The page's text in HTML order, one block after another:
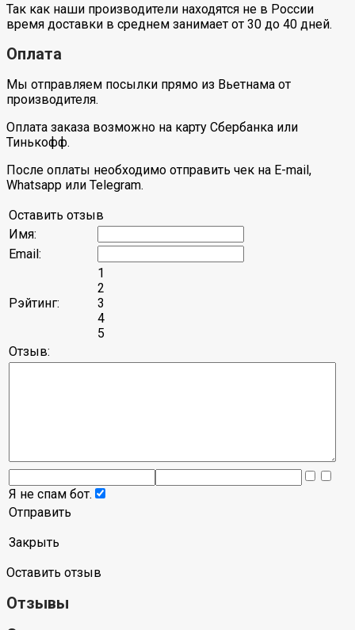
Так как наши производители находятся не в России
время доставки в среднем занимает от 30 до 40 дней.
Оплата
Мы отправляем посылки прямо из Вьетнама от
производителя.
Оплата заказа возможно на карту Сбербанка или
Тинькофф.
После оплаты необходимо отправить чек на E-mail,
Whatsapp или Telegram.
Оставить отзыв
Имя:
Email:
Рэйтинг:
1
2
3
4
5
Отзыв:
Я не спам бот.
Отправить
Закрыть
Оставить отзыв
Отзывы